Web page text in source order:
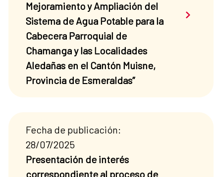
Mejoramiento y Ampliación del
Sistema de Agua Potable para la
Cabecera Parroquial de
Chamanga y las Localidades
Aledañas en el Cantón Muisne,
Provincia de Esmeraldas”
Saber
Fecha de publicación:
28/07/2025
Presentación de interés
correspondiente al proceso de